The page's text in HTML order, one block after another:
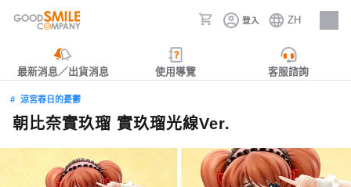
登入 ZH
人才招募
最新消息／出貨消息 使用導覽 客服諮詢
涼宮春日的憂鬱
朝比奈實玖瑠 實玖瑠光線Ver.